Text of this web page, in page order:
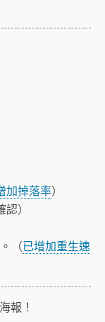
加掉落率）
）
（已增加重生速
報！